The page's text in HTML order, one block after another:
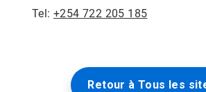
Tel: +254 722 205 185
Retour à Tous les